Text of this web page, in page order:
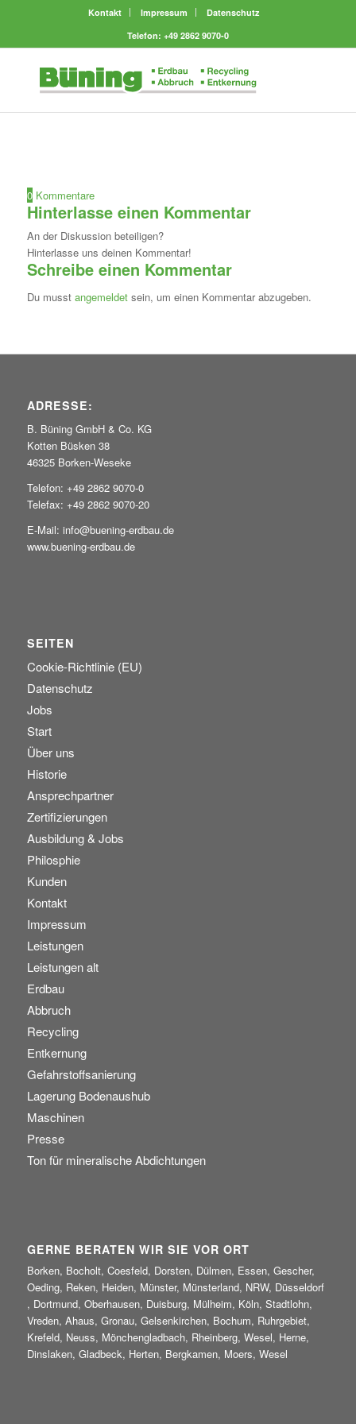
Kontakt Impressum
Datenschutz
Telefon: +49 2862 9070-0
0 Kommentare
Hinterlasse einen Kommentar
An der Diskussion beteiligen?
Hinterlasse uns deinen Kommentar!
Schreibe einen Kommentar
Du musst angemeldetsein, um einen Kommentar abzugeben.
ADRESSE:
B. Büning GmbH & Co. KG
Kotten Büsken 38
46325 Borken-Weseke
Telefon: +49 2862 9070-0
Telefax: +49 2862 9070-20
E-Mail: info@buening-erdbau.de
www.buening-erdbau.de
SEITEN
Cookie-Richtlinie (EU)
Datenschutz
Jobs
Start
Über uns
Historie
Ansprechpartner
Zertifizierungen
Ausbildung & Jobs
Philosphie
Kunden
Kontakt
Impressum
Leistungen
Leistungen alt
Erdbau
Abbruch
Recycling
Entkernung
Gefahrstoffsanierung
Lagerung Bodenaushub
Maschinen
Presse
Ton für mineralische Abdichtungen
GERNE BERATEN WIR SIE VOR ORT
Borken, Bocholt, Coesfeld, Dorsten, Dülmen, Essen, Gescher,
Oeding, Reken, Heiden, Münster, Münsterland, NRW, Düsseldorf
, Dortmund, Oberhausen, Duisburg, Mülheim, Köln, Stadtlohn,
Vreden, Ahaus, Gronau, Gelsenkirchen, Bochum, Ruhrgebiet,
Krefeld, Neuss, Mönchengladbach, Rheinberg, Wesel, Herne,
Dinslaken, Gladbeck, Herten, Bergkamen, Moers, Wesel